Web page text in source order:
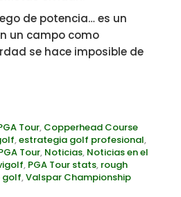
de potencia… es un
un campo como
se hace imposible de
Tour, Copperhead Course
,estrategia golf profesional,
Tour, Noticias, Noticias en el
, PGA Tour stats, rough
golf,Valspar Championship